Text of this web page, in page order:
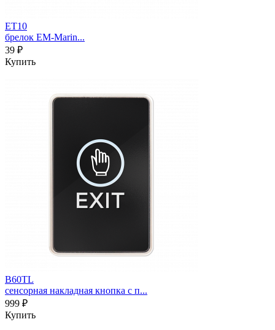
ET10
брелок EM-Marin...
39 ₽
Купить
B60TL
сенсорная накладная кнопка с п...
999 ₽
Купить